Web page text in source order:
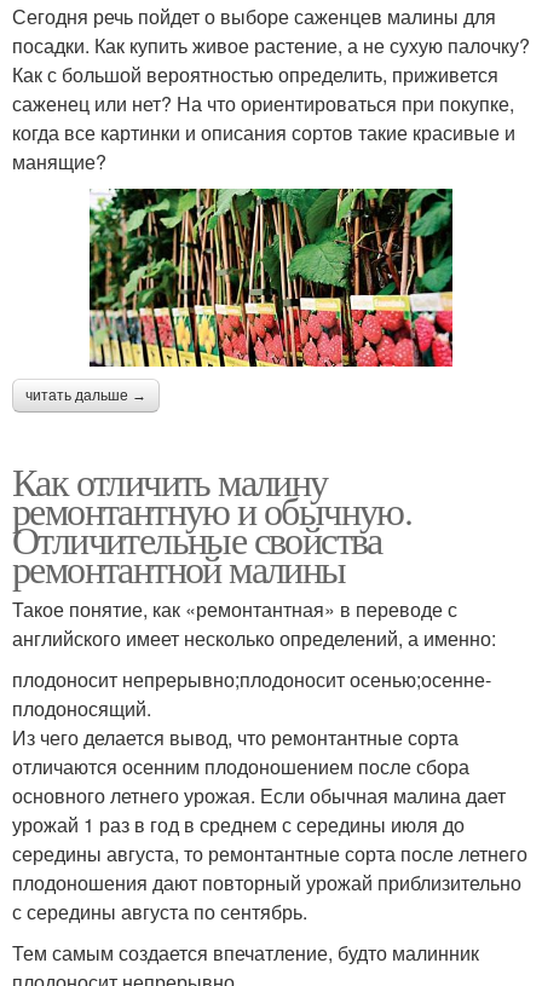
Сегодня речь пойдет о выборе саженцев малины для
посадки. Как купить живое растение, а не сухую палочку?
Как с большой вероятностью определить, приживется
саженец или нет? На что ориентироваться при покупке,
когда все картинки и описания сортов такие красивые и
манящие?
читать дальше →
Как отличить малину
ремонтантную и обычную.
Отличительные свойства
ремонтантной малины
Такое понятие, как «ремонтантная» в переводе с
английского имеет несколько определений, а именно:
плодоносит непрерывно;плодоносит осенью;осенне-
плодоносящий.
Из чего делается вывод, что ремонтантные сорта
отличаются осенним плодоношением после сбора
основного летнего урожая. Если обычная малина дает
урожай 1 раз в год в среднем с середины июля до
середины августа, то ремонтантные сорта после летнего
плодоношения дают повторный урожай приблизительно
с середины августа по сентябрь.
Тем самым создается впечатление, будто малинник